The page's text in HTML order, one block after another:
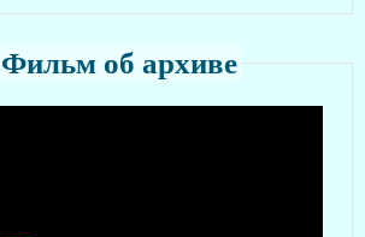
Фильм об архиве